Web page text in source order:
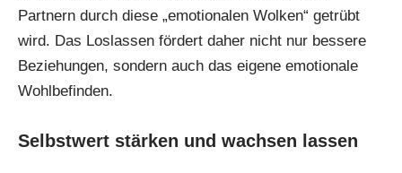
Partnern durch diese „emotionalen Wolken“ getrübt
wird. Das Loslassen fördert daher nicht nur bessere
Beziehungen, sondern auch das eigene emotionale
Wohlbefinden.
Selbstwert stärken und wachsen lassen